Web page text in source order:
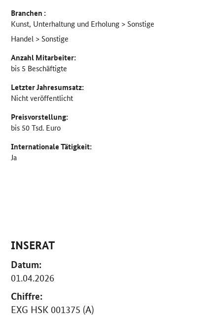
Branchen :
Kunst, Unterhaltung und Erholung > Sonstige
Handel > Sonstige
Anzahl Mitarbeiter:
bis 5 Beschäftigte
Letzter Jahresumsatz:
Nicht veröffentlicht
Preisvorstellung:
bis 50 Tsd. Euro
Internationale Tätigkeit:
Ja
INSERAT
Datum:
01.04.2026
Chiffre:
EXG HSK 001375 (A)